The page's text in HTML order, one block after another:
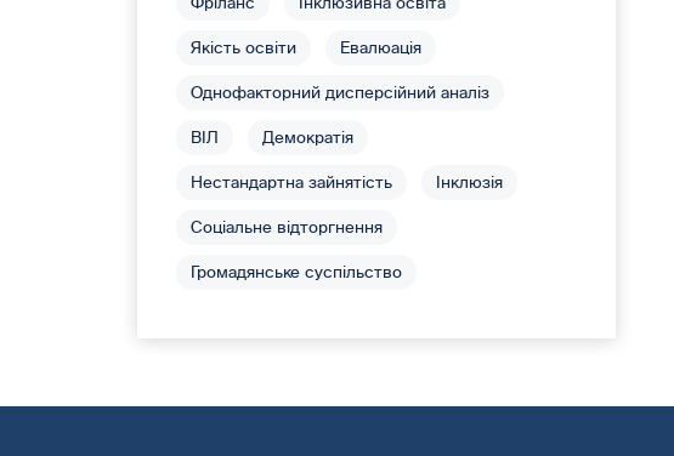
Якість освіти Евалюація
Однофакторний дисперсійний аналіз
ВІЛ Демократія
Нестандартна зайнятість Інклюзія
Соціальне відторгнення
Громадянське суспільство